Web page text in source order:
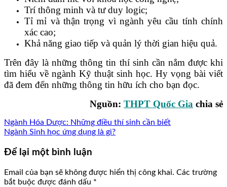
Trí thông minh và tư duy logic;
Tỉ mỉ và thận trọng vì ngành yêu cầu tính chính
xác cao;
Khả năng giao tiếp và quản lý thời gian hiệu quả.
Trên đây là những thông tin thí sinh cần nắm được khi
tìm hiểu về ngành Kỹ thuật sinh học. Hy vọng bài viết
đã đem đến những thông tin hữu ích cho bạn đọc.
Nguồn: THPT Quốc Gia chia sẻ
Ngành Hóa Dược: Những điều thí sinh cần biết
Ngành Sinh học ứng dụng là gì?
Để lại một bình luận
Email của bạn sẽ không được hiển thị công khai. Các trường
bắt buộc được đánh dấu *